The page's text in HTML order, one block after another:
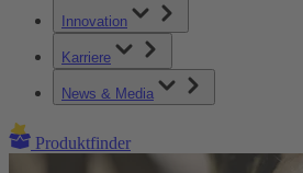
Innovation
Karriere
News & Media
Produktfinder